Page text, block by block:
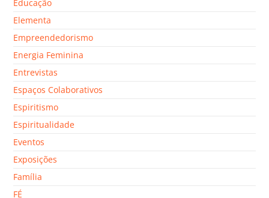
Educação
Elementa
Empreendedorismo
Energia Feminina
Entrevistas
Espaços Colaborativos
Espiritismo
Espiritualidade
Eventos
Exposições
Família
FÉ